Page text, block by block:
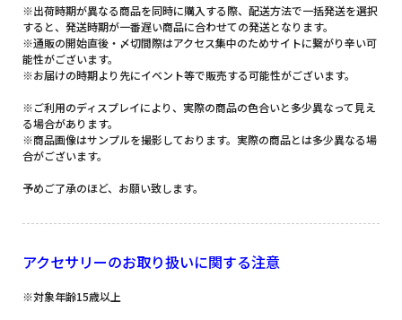
※出荷時期が異なる商品を同時に購入する際、配送方法で一括発送を選択
すると、発送時期が一番遅い商品に合わせての発送となります。
※通販の開始直後・〆切間際はアクセス集中のためサイトに繋がり辛い可
能性がございます。
※お届けの時期より先にイベント等で販売する可能性がございます。
※ご利用のディスプレイにより、実際の商品の色合いと多少異なって見え
る場合があります。
※商品画像はサンプルを撮影しております。実際の商品とは多少異なる場
合がございます。
予めご了承のほど、お願い致します。
アクセサリーのお取り扱いに関する注意
※対象年齢15歳以上